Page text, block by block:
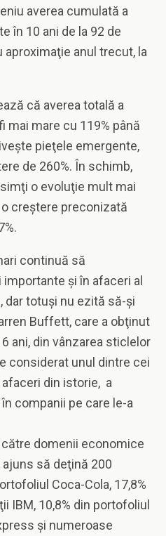
averea cumulată a
în 10 ani de la 92 de
aproximaţie anul trecut, la
că averea totală a
mai mare cu 119% până
pieţele emergente,
de 260%. În schimb,
o evoluţie mult mai
creştere preconizată
continuă să
şi în afaceri al
dar totuşi nu ezită să-şi
Buffett, care a obţinut
ani, din vânzarea sticlelor
considerat unul dintre cei
din istorie, a
companii pe care le-a
domenii economice
să deţină 200
Coca-Cola, 17,8%
IBM, 10,8% din portofoliul
şi numeroase